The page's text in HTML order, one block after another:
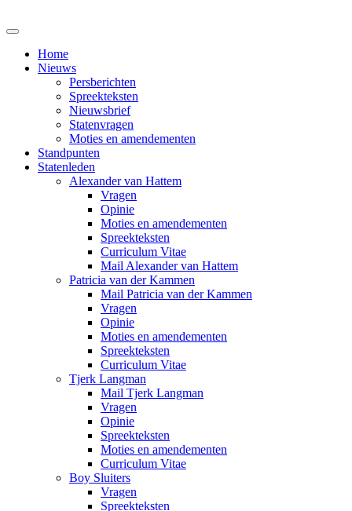
Home
Nieuws
Persberichten
Spreekteksten
Nieuwsbrief
Statenvragen
Moties en amendementen
Standpunten
Statenleden
Alexander van Hattem
Vragen
Opinie
Moties en amendementen
Spreekteksten
Curriculum Vitae
Mail Alexander van Hattem
Patricia van der Kammen
Mail Patricia van der Kammen
Vragen
Opinie
Moties en amendementen
Spreekteksten
Curriculum Vitae
Tjerk Langman
Mail Tjerk Langman
Vragen
Opinie
Spreekteksten
Moties en amendementen
Curriculum Vitae
Boy Sluiters
Vragen
Spreekteksten